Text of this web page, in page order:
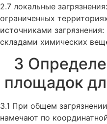
2.7 локальные
ограниченных
источниками
складами химических
3
площадок
3.1 При общем
намечают по